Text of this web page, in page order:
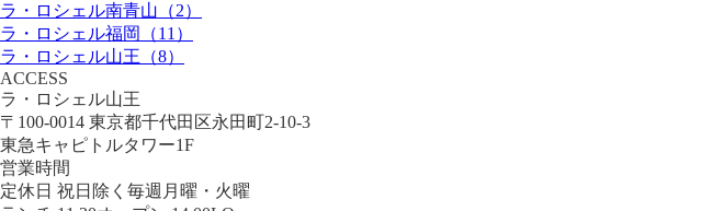
ラ・ロシェル南青山（2）
ラ・ロシェル福岡（11）
ラ・ロシェル山王（8）
ACCESS
ラ・ロシェル山王
〒100-0014 東京都千代田区永田町2-10-3
東急キャピトルタワー1F
営業時間
定休日 祝日除く毎週月曜・火曜